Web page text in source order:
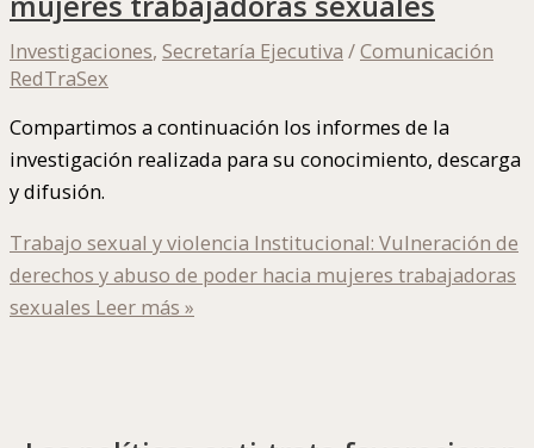
Investigaciones, Secretaría Ejecutiva /Comunicación
RedTraSex
Compartimos a continuación los informes de la
investigación realizada para su conocimiento, descarga
y difusión.
Trabajo sexual y violencia Institucional: Vulneración de
derechos y abuso de poder hacia mujeres trabajadoras
sexuales Leer más »